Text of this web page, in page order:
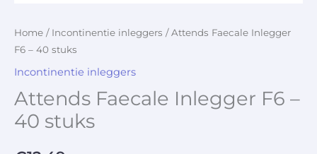
Home / Incontinentie inleggers / Attends Faecale Inlegger
F6 – 40 stuks
Incontinentie inleggers
Attends Faecale Inlegger F6 –
40 stuks